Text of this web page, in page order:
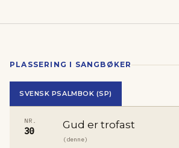
PLASSERING I SANGBØKER
SVENSK PSALMBOK (SP)
NR.
30
Gud er trofast
(denne)